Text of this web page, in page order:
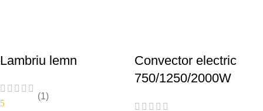
Lambriu lemn
5
(1)
Convector electric
750/1250/2000W